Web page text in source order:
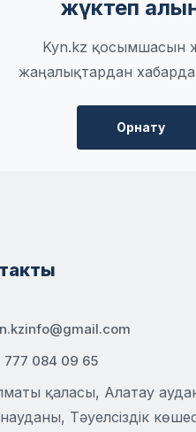
жүктеп
Kyn.kz қосымшасын
жаңалықтардан
Орнату
777 084 09 65
қаласы, Алатау
Тәуелсіздік